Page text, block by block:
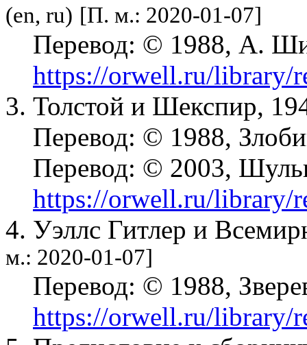
(en, ru) [П. м.: 2020-01-07]
Перевод: © 1988, А.
https://orwell.ru/library/
3. Толстой и Шекспир,
Перевод: © 1988,
Перевод: © 2003,
https://orwell.ru/library/
4. Уэллс Гитлер и
м.: 2020-01-07]
Перевод: © 1988,
https://orwell.ru/library/